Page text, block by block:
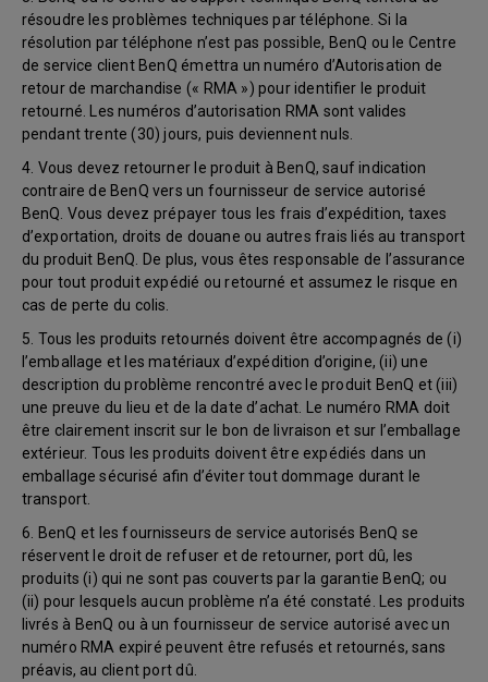
résoudre les problèmes techniques par téléphone. Si la
résolution par téléphone n’est pas possible, BenQ ou le Centre
de service client BenQ émettra un numéro d’Autorisation de
retour de marchandise (« RMA ») pour identifier le produit
retourné. Les numéros d’autorisation RMA sont valides
pendant trente (30) jours, puis deviennent nuls.
4. Vous devez retourner le produit à BenQ, sauf indication
contraire de BenQ vers un fournisseur de service autorisé
BenQ. Vous devez prépayer tous les frais d’expédition, taxes
d’exportation, droits de douane ou autres frais liés au transport
du produit BenQ. De plus, vous êtes responsable de l’assurance
pour tout produit expédié ou retourné et assumez le risque en
cas de perte du colis.
5. Tous les produits retournés doivent être accompagnés de (i)
l’emballage et les matériaux d’expédition d’origine, (ii) une
description du problème rencontré avec le produit BenQ et (iii)
une preuve du lieu et de la date d’achat. Le numéro RMA doit
être clairement inscrit sur le bon de livraison et sur l’emballage
extérieur. Tous les produits doivent être expédiés dans un
emballage sécurisé afin d’éviter tout dommage durant le
transport.
6. BenQ et les fournisseurs de service autorisés BenQ se
réservent le droit de refuser et de retourner, port dû, les
produits (i) qui ne sont pas couverts par la garantie BenQ; ou
(ii) pour lesquels aucun problème n’a été constaté. Les produits
livrés à BenQ ou à un fournisseur de service autorisé avec un
numéro RMA expiré peuvent être refusés et retournés, sans
préavis, au client port dû.